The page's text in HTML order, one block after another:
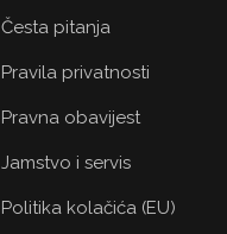
Česta pitanja
Pravila privatnosti
Pravna obavijest
Jamstvo i servis
Politika kolačića (EU)